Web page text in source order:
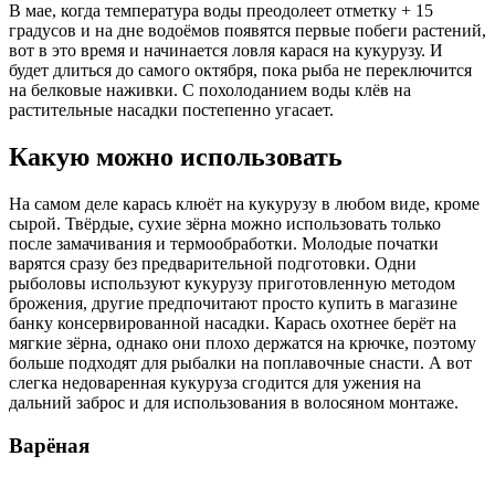
В мае, когда температура воды преодолеет отметку + 15
градусов и на дне водоёмов появятся первые побеги растений,
вот в это время и начинается ловля карася на кукурузу. И
будет длиться до самого октября, пока рыба не переключится
на белковые наживки. С похолоданием воды клёв на
растительные насадки постепенно угасает.
Какую можно использовать
На самом деле карась клюёт на кукурузу в любом виде, кроме
сырой. Твёрдые, сухие зёрна можно использовать только
после замачивания и термообработки. Молодые початки
варятся сразу без предварительной подготовки. Одни
рыболовы используют кукурузу приготовленную методом
брожения, другие предпочитают просто купить в магазине
банку консервированной насадки. Карась охотнее берёт на
мягкие зёрна, однако они плохо держатся на крючке, поэтому
больше подходят для рыбалки на поплавочные снасти. А вот
слегка недоваренная кукуруза сгодится для ужения на
дальний заброс и для использования в волосяном монтаже.
Варёная